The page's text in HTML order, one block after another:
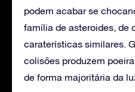
podem acabar se
família de asteroides, de
caraterísticas similares.
colisões produzem
de forma majoritária da